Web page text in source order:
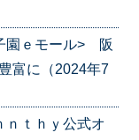
園ｅモール> 阪
富に（2024年7
ｔｈｙ公式オ